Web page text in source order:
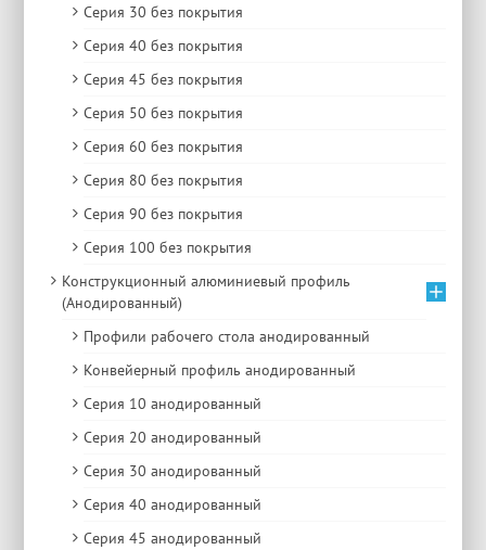
Серия 30 без покрытия
Серия 40 без покрытия
Серия 45 без покрытия
Серия 50 без покрытия
Серия 60 без покрытия
Серия 80 без покрытия
Серия 90 без покрытия
Серия 100 без покрытия
Конструкционный алюминиевый профиль
(Анодированный)
Профили рабочего стола анодированный
Конвейерный профиль анодированный
Серия 10 анодированный
Серия 20 анодированный
Серия 30 анодированный
Серия 40 анодированный
Серия 45 анодированный